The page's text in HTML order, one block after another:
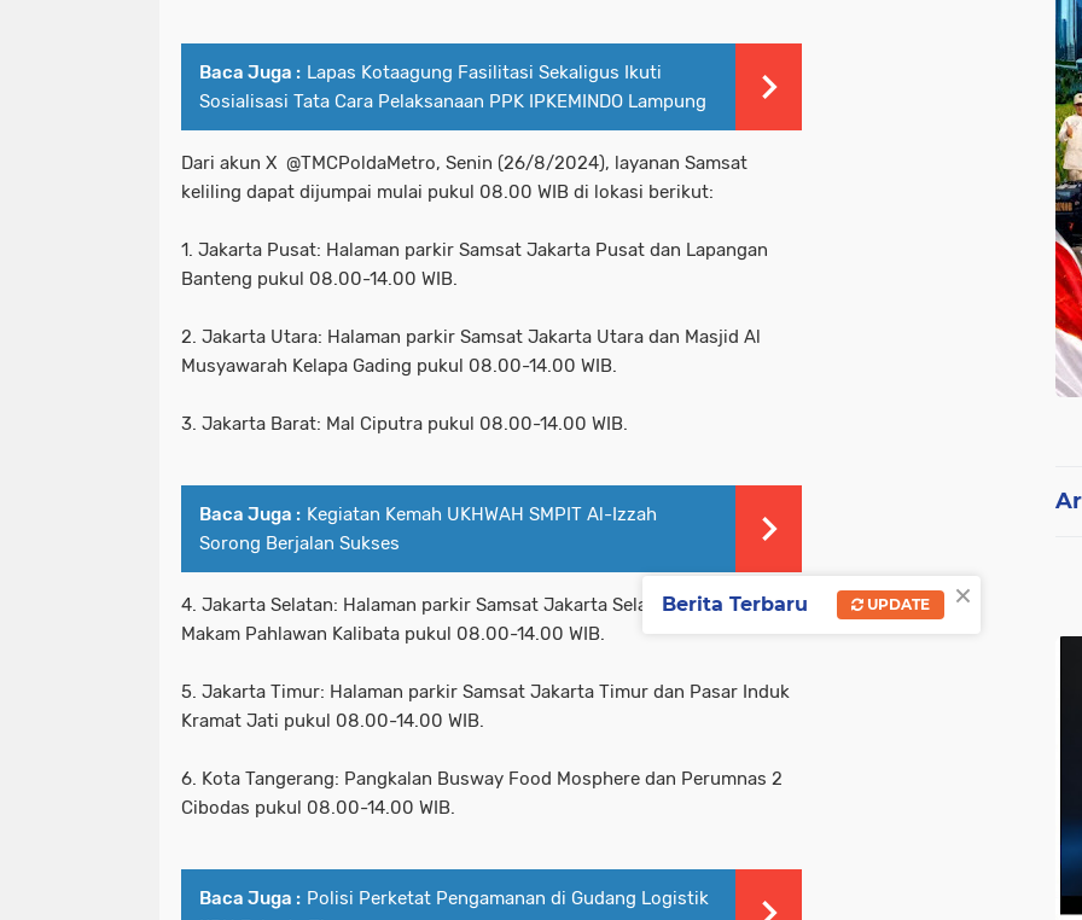
Baca Juga : Lapas Kotaagung Fasilitasi Sekaligus Ikuti
Sosialisasi Tata Cara Pelaksanaan PPK IPKEMINDO Lampung
Dari akun X @TMCPoldaMetro, Senin (26/8/2024), layanan Samsat
keliling dapat dijumpai mulai pukul 08.00 WIB di lokasi berikut:
1. Jakarta Pusat: Halaman parkir Samsat Jakarta Pusat dan Lapangan
Banteng pukul 08.00-14.00 WIB.
2. Jakarta Utara: Halaman parkir Samsat Jakarta Utara dan Masjid Al
Musyawarah Kelapa Gading pukul 08.00-14.00 WIB.
3. Jakarta Barat: Mal Ciputra pukul 08.00-14.00 WIB.
Baca Juga : Kegiatan Kemah UKHWAH SMPIT Al-Izzah
Sorong Berjalan Sukses
4. Jakarta Selatan: Halaman parkir Samsat Jakarta Selatan dan Taman
Makam Pahlawan Kalibata pukul 08.00-14.00 WIB.
5. Jakarta Timur: Halaman parkir Samsat Jakarta Timur dan Pasar Induk
Kramat Jati pukul 08.00-14.00 WIB.
6. Kota Tangerang: Pangkalan Busway Food Mosphere dan Perumnas 2
Cibodas pukul 08.00-14.00 WIB.
Baca Juga : Polisi Perketat Pengamanan di Gudang Logistik
×
Berita Terbaru UPDATE